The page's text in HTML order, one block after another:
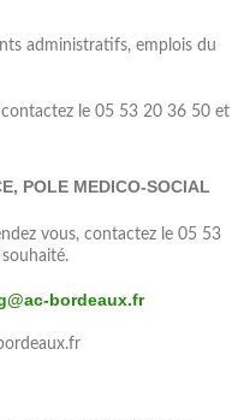
administratifs, emplois du
le 05 53 20 36 50 et
POLE MEDICO-SOCIAL
vous, contactez le 05 53
bordeaux.fr